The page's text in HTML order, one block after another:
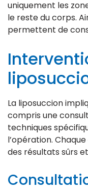
uniquement les
le reste du corps.
permettent de
La liposuccion
compris une
techniques
l’opération.
des résultats sûrs